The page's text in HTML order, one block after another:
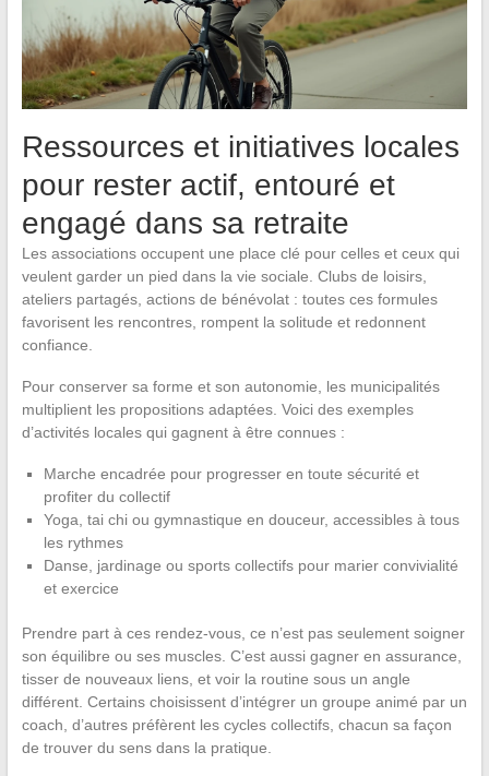
Ressources et initiatives locales
pour rester actif, entouré et
engagé dans sa retraite
Les associations occupent une place clé pour celles et ceux qui
veulent garder un pied dans la vie sociale. Clubs de loisirs,
ateliers partagés, actions de bénévolat : toutes ces formules
favorisent les rencontres, rompent la solitude et redonnent
confiance.
Pour conserver sa forme et son autonomie, les municipalités
multiplient les propositions adaptées. Voici des exemples
d’activités locales qui gagnent à être connues :
Marche encadrée pour progresser en toute sécurité et
profiter du collectif
Yoga, tai chi ou gymnastique en douceur, accessibles à tous
les rythmes
Danse, jardinage ou sports collectifs pour marier convivialité
et exercice
Prendre part à ces rendez-vous, ce n’est pas seulement soigner
son équilibre ou ses muscles. C’est aussi gagner en assurance,
tisser de nouveaux liens, et voir la routine sous un angle
différent. Certains choisissent d’intégrer un groupe animé par un
coach, d’autres préfèrent les cycles collectifs, chacun sa façon
de trouver du sens dans la pratique.